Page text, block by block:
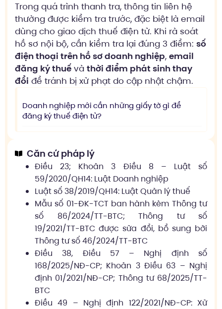
Trong quá trình thanh tra, thông tin liên hệ
thường được kiểm tra trước, đặc biệt là email
dùng cho giao dịch thuế điện tử. Khi rà soát
hồ sơ nội bộ, cần kiểm tra lại đúng 3 điểm: số
điện thoại trên hồ sơ doanh nghiệp, email
đăng ký thuế và thời điểm phát sinh thay
đổi để tránh bị xử phạt do cập nhật chậm.
Doanh nghiệp mới cần những giấy tờ gì để
đăng ký thuế điện tử?
Căn cứ pháp lý
Điều 23; Khoản 3 Điều 8 – Luật số
59/2020/QH14: Luật Doanh nghiệp
Luật số 38/2019/QH14: Luật Quản lý thuế
Mẫu số 01-ĐK-TCT ban hành kèm Thông tư
số 86/2024/TT-BTC; Thông tư số
19/2021/TT-BTC được sửa đổi, bổ sung bởi
Thông tư số 46/2024/TT-BTC
Điều 38, Điều 57 – Nghị định số
168/2025/NĐ-CP; Khoản 3 Điều 63 – Nghị
định 01/2021/NĐ-CP; Thông tư 68/2025/TT-
BTC
Điều 49 – Nghị định 122/2021/NĐ-CP: Xử